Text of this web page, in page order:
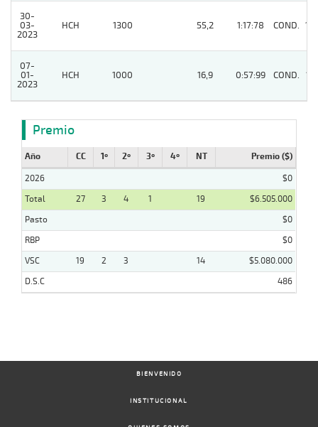
30-
03-
2023
HCH 1300 55,2 1:17:78 COND. 10
07-
01-
2023
HCH 1000 16,9 0:57:99 COND. 12
Premio
Año CC 1º 2º 3º 4º NT Premio ($)
2026
$0
Total
27 3 4 1 19
$6.505.000
Pasto
$0
RBP
$0
VSC
19 2 3 14
$5.080.000
D.S.C
486
BIENVENIDO
INSTITUCIONAL